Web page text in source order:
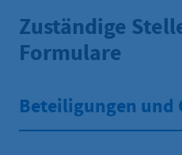
Zuständige
Formulare
Beteiligungen und